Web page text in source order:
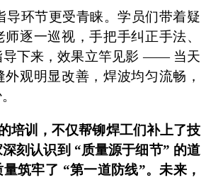
环节更受青睐。学员们带着疑
逐一巡视，手把手纠正手法、
下来，效果立竿见影 —— 当天
观明显改善，焊波均匀流畅，
培训，不仅帮铆焊工们补上了技
刻认识到 “质量源于细节” 的道
筑牢了 “第一道防线”。未来，